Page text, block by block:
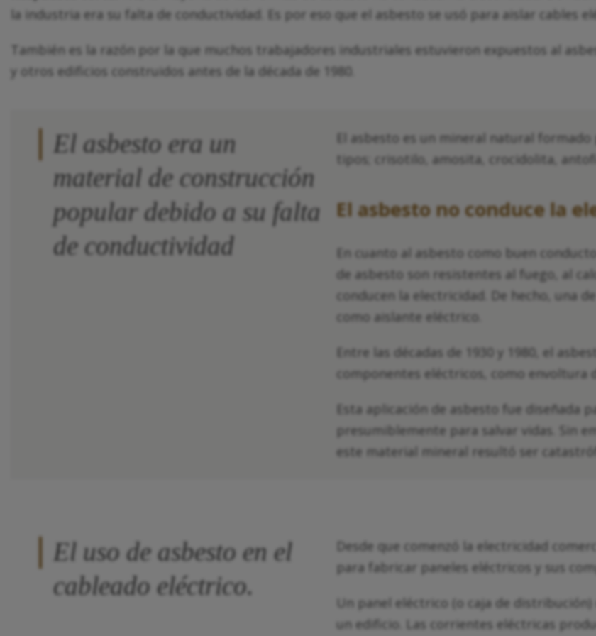
la industria era su falta de conductividad. Es por eso que el asbesto se usó para aislar cables
También es la razón por la que muchos trabajadores industriales estuvieron expuestos al
y otros edificios construidos antes de la década de 1980.
El asbesto era un
material de construcción
popular debido a su falta
de conductividad
El asbesto es un mineral natural
tipos; crisotilo, amosita, crocidolita,
El asbesto no conduce la
En cuanto al asbesto como buen
de asbesto son resistentes al fuego, al
conducen la electricidad. De hecho, una
como aislante eléctrico.
Entre las décadas de 1930 y 1980, el
componentes eléctricos, como envoltura
Esta aplicación de asbesto fue diseñada
presumiblemente para salvar vidas. Sin
este material mineral resultó ser
El uso de asbesto en el
cableado eléctrico.
Desde que comenzó la electricidad
para fabricar paneles eléctricos y sus
Un panel eléctrico (o caja de
un edificio. Las corrientes eléctricas